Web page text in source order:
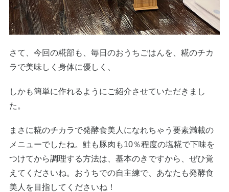
さて、今回の糀部も、毎日のおうちごはんを、糀のチカ
ラで美味しく身体に優しく、
しかも簡単に作れるようにご紹介させていただきまし
た。
まさに糀のチカラで発酵食美人になれちゃう要素満載の
メニューでしたね。鮭も豚肉も10％程度の塩糀で下味を
つけてから調理する方法は、基本のきですから、ぜひ覚
えてくださいね。おうちでの自主練で、あなたも発酵食
美人を目指してくださいね！